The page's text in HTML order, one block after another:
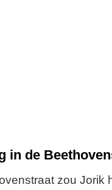
in de
zou Jorik